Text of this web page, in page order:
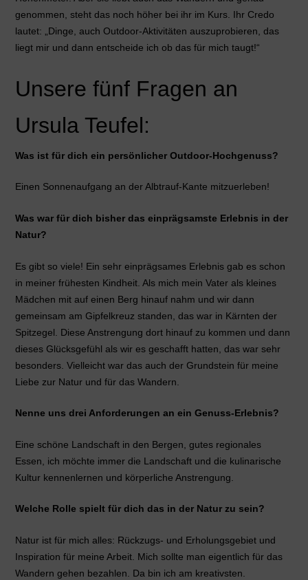
genommen, steht das noch höher bei ihr im Kurs. Ihr Credo
lautet: „Dinge, auch Outdoor-Aktivitäten auszuprobieren, das
liegt mir und dann entscheide ich ob das für mich taugt!“
Unsere fünf Fragen an
Ursula Teufel:
Was ist für dich ein persönlicher Outdoor-Hochgenuss?
Einen Sonnenaufgang an der Albtrauf-Kante mitzuerleben!
Was war für dich bisher das einprägsamste Erlebnis in der
Natur?
Es gibt so viele! Ein sehr einprägsames Erlebnis gab es schon
in meiner frühesten Kindheit. Als mich mein Vater als kleines
Mädchen mit auf einen Berg hinauf nahm und wir dann
gemeinsam am Gipfelkreuz standen, das war in Kärnten der
Spitzegel. Diese Anstrengung dort hinauf zu kommen und dann
dieses Glücksgefühl als wir es geschafft hatten, das war sehr
besonders. Vielleicht war das auch der Grundstein für meine
Liebe zur Natur und für das Wandern.
Nenne uns drei Anforderungen an ein Genuss-Erlebnis?
Eine schöne Landschaft in den Bergen, gutes regionales
Essen, ich möchte immer die Landschaft und die kulinarische
Kultur kennenlernen und körperliche Anstrengung.
Welche Rolle spielt für dich das in der Natur zu sein?
Natur ist für mich alles: Rückzugs- und Erholungsgebiet und
Inspiration für meine Arbeit. Mich sollte man eigentlich für das
Wandern gehen bezahlen. Da bin ich am kreativsten.